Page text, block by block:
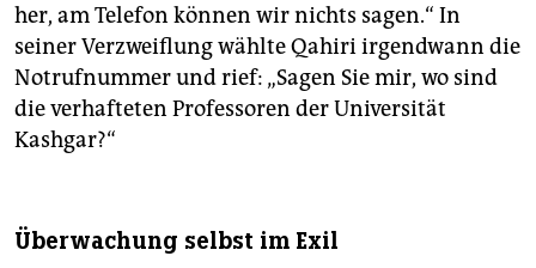
her, am Telefon können wir nichts sagen.“ In
seiner Verzweiflung wählte Qahiri irgendwann die
Notrufnummer und rief: „Sagen Sie mir, wo sind
die verhafteten Professoren der Universität
Kashgar?“
Überwachung selbst im Exil